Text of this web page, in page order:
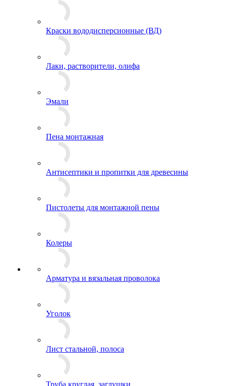
Краски вододисперсионные (ВД)
Лаки, растворители, олифа
Эмали
Пена монтажная
Антисептики и пропитки для древесины
Пистолеты для монтажной пены
Колеры
Арматура и вязальная проволока
Уголок
Лист стальной, полоса
Труба круглая, заглушки